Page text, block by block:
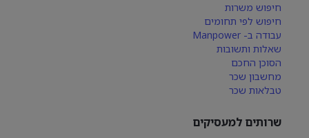
חיפוש משרות
חיפוש לפי תחומים
עבודה ב- Manpower
שאלות ותשובות
הסוכן החכם
מחשבון שכר
טבלאות שכר
שרותים למעסיקים